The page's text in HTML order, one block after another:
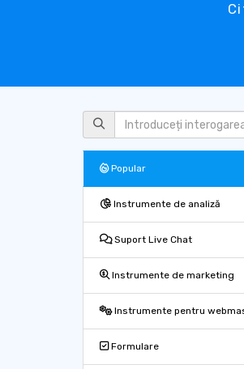
Popular
Instrumente de analiză
Suport Live Chat
Instrumente de marketing
Instrumente pentru
Formulare